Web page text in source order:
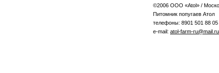
©2006 ООО «Atol» /
Питомник попугаев Атол
телефоны: 8901 501 88 05
e-mail: atol-farm-ru@mail.ru